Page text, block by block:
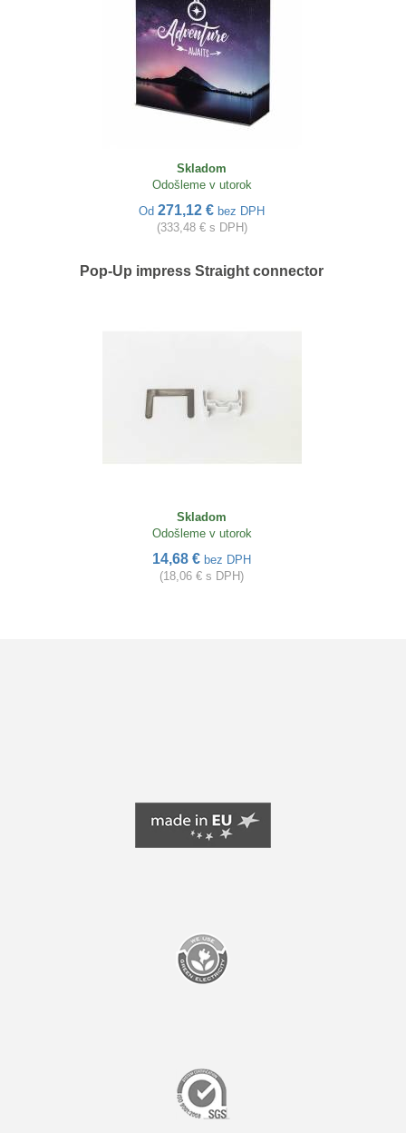
Skladom
Odošleme v utorok
Od 271,12 € bez DPH
(333,48 € s DPH)
Pop-Up impress Straight connector
Skladom
Odošleme v utorok
14,68 € bez DPH
(18,06 € s DPH)